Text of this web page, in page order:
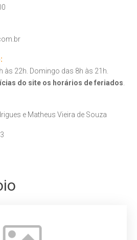
às 22h. Domingo das 8h às 21h.
do site os horários de feriados
e Matheus Vieira de Souza